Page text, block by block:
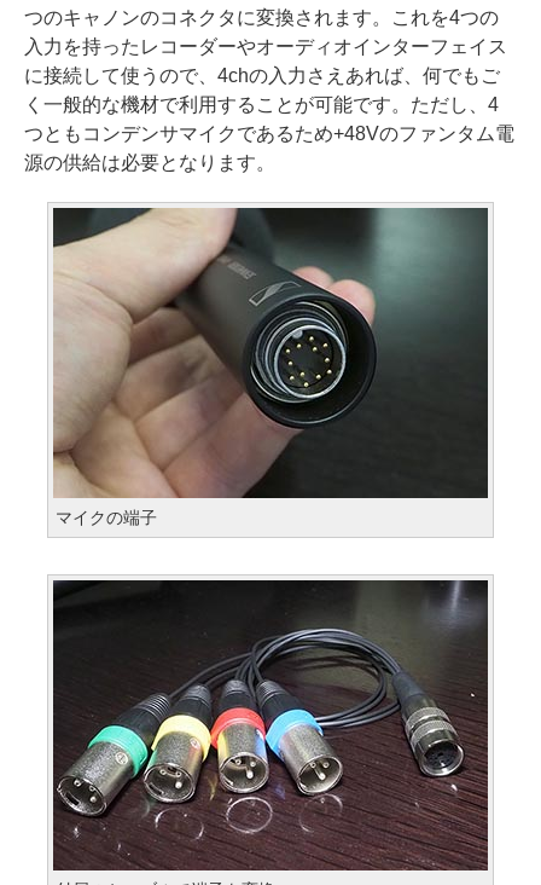
つのキャノンのコネクタに変換されます。これを4つの
入力を持ったレコーダーやオーディオインターフェイス
に接続して使うので、4chの入力さえあれば、何でもご
く一般的な機材で利用することが可能です。ただし、4
つともコンデンサマイクであるため+48Vのファンタム電
源の供給は必要となります。
マイクの端子